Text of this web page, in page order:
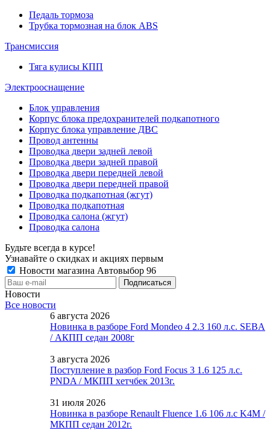
Педаль тормоза
Трубка тормозная на блок ABS
Трансмиссия
Тяга кулисы КПП
Электрооснащение
Блок управления
Корпус блока предохранителей подкапотного
Корпус блока управление ДВС
Провод антенны
Проводка двери задней левой
Проводка двери задней правой
Проводка двери передней левой
Проводка двери передней правой
Проводка подкапотная (жгут)
Проводка подкапотная
Проводка салона (жгут)
Проводка салона
Будьте всегда в курсе!
Узнавайте о скидках и акциях первым
Новости магазина Автовыбор 96
Новости
Все новости
6 августа 2026
Новинка в разборе Ford Mondeo 4 2.3 160 л.с. SEBA
/ АКПП седан 2008г
3 августа 2026
Поступление в разбор Ford Focus 3 1.6 125 л.с.
PNDA / МКПП хетчбек 2013г.
31 июля 2026
Новинка в разборе Renault Fluence 1.6 106 л.с K4M /
МКПП седан 2012г.